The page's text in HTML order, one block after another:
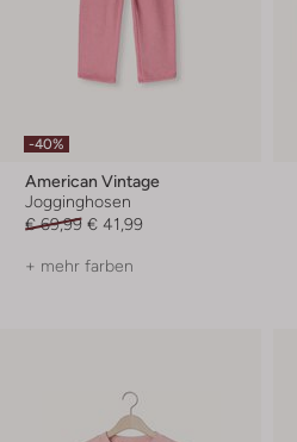
-40%
American Vintage
Jogginghosen
€ 69,99 € 41,99
+ mehr farben